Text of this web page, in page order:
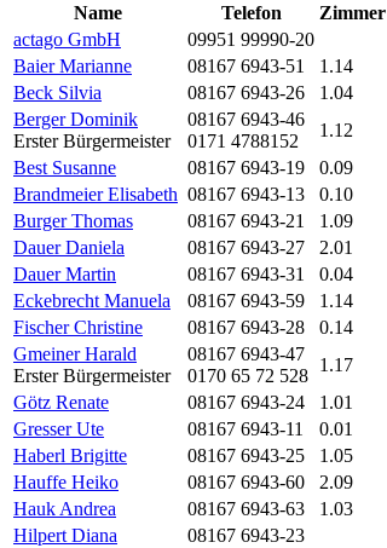
Name
Telefon Zimmer
actago GmbH
09951 99990-20
Baier Marianne
08167 6943-51 1.14
Beck Silvia
08167 6943-26 1.04
Berger Dominik
Erster Bürgermeister
08167 6943-46
0171 4788152
1.12
Best Susanne
08167 6943-19 0.09
Brandmeier Elisabeth 08167 6943-13 0.10
Burger Thomas
08167 6943-21 1.09
Dauer Daniela
08167 6943-27 2.01
Dauer Martin
08167 6943-31 0.04
Eckebrecht Manuela
08167 6943-59 1.14
Fischer Christine
08167 6943-28 0.14
Gmeiner Harald
Erster Bürgermeister
08167 6943-47
0170 65 72 528
1.17
Götz Renate
08167 6943-24 1.01
Gresser Ute
08167 6943-11 0.01
Haberl Brigitte
08167 6943-25 1.05
Hauffe Heiko
08167 6943-60 2.09
Hauk Andrea
08167 6943-63 1.03
Hilpert Diana
08167 6943-23